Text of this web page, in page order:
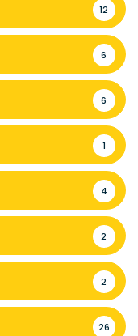
12
6
6
1
4
2
2
26